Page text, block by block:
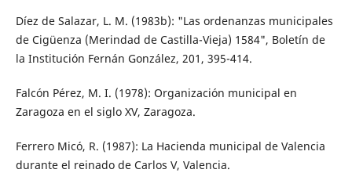
Díez de Salazar, L. M. (1983b): "Las ordenanzas municipales
de Cigüenza (Merindad de Castilla-Vieja) 1584", Boletín de
la Institución Fernán González, 201, 395-414.
Falcón Pérez, M. I. (1978): Organización municipal en
Zaragoza en el siglo XV, Zaragoza.
Ferrero Micó, R. (1987): La Hacienda municipal de Valencia
durante el reinado de Carlos V, Valencia.